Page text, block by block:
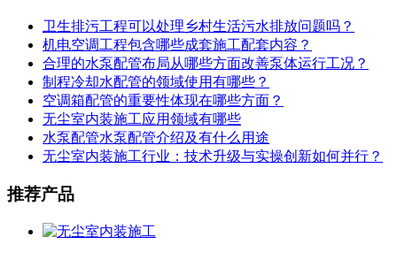
卫生排污工程可以处理乡村生活污水排放问题吗？
机电空调工程包含哪些成套施工配套内容？
合理的水泵配管布局从哪些方面改善泵体运行工况？
制程冷却水配管的领域使用有哪些？
空调箱配管的重要性体现在哪些方面？
无尘室内装施工应用领域有哪些
水泵配管水泵配管介绍及有什么用途
无尘室内装施工行业：技术升级与实操创新如何并行？
推荐产品